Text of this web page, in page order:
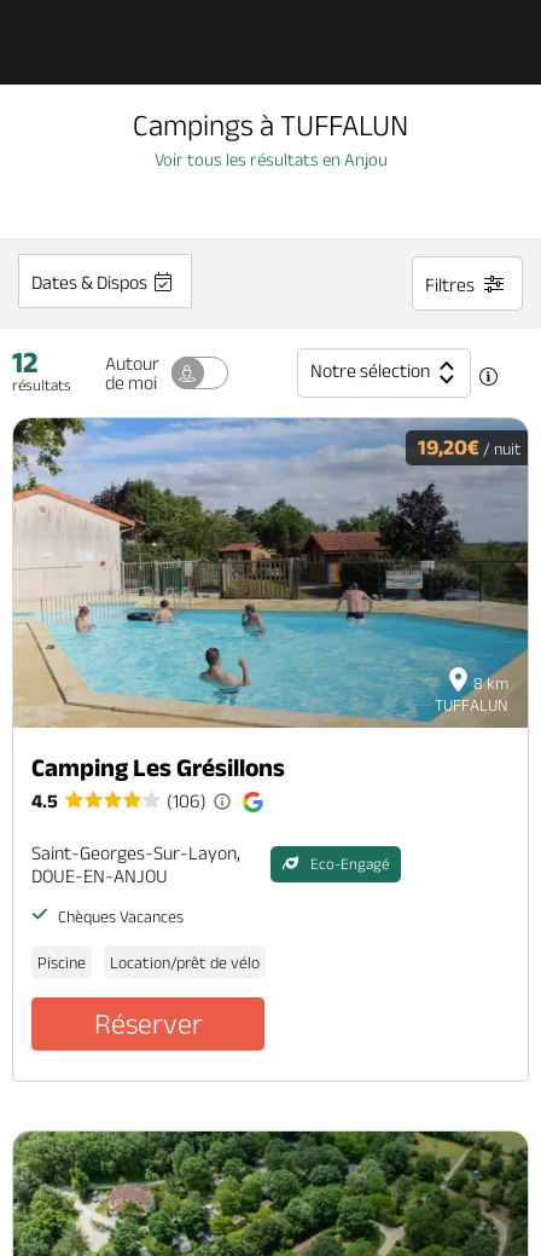
À voir, à faire
Dormir, manger
Séjours, cadeaux
Billetterie en ligne
Brochures & Cartes Offices de tourisme Comment venir ? Ecrivez-nous
Campings à TUFFALUN
Voir tous les résultats en Anjou
Dates & Dispos Filtres
12
résultats
Autour
de moi
Notre sélection
8 km
TUFFALUN
19,20€ / nuit
Camping Les Grésillons
4.5 (106)
Saint-Georges-Sur-Layon,
DOUE-EN-ANJOU
Eco-Engagé
Chèques Vacances
Piscine Location/prêt de vélo
Réserver